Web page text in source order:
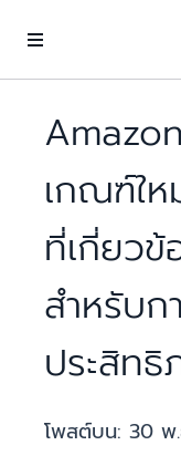
เกณฑ์ใ
ที่เกี่ยว
สำหรับก
ประสิทธิ
โพสต์บน: 30 พ